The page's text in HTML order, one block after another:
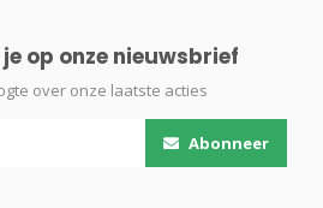
op onze nieuwsbrief
over onze laatste acties
Abonneer